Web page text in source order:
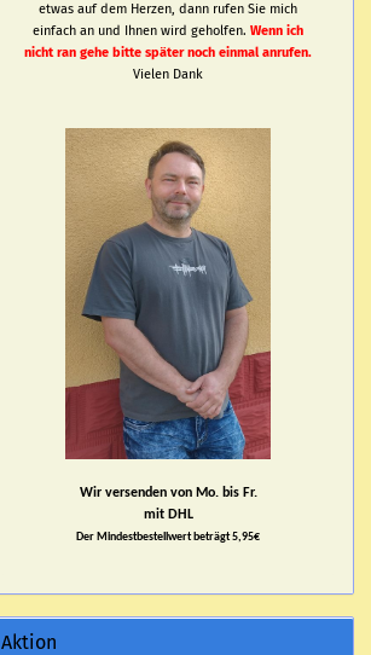
etwas auf dem Herzen, dann rufen Sie mich
einfach an und Ihnen wird geholfen.Wenn ich
nicht ran gehe bitte später noch einmal anrufen.
Vielen Dank
Wir versenden von Mo. bis Fr.
mit DHL
Der Mindestbestellwert beträgt 5,95€
Aktion